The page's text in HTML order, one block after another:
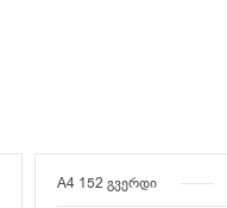
A4 152 გვერდი